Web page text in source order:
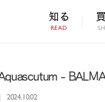
知る
READ
-
| 2024.10.02